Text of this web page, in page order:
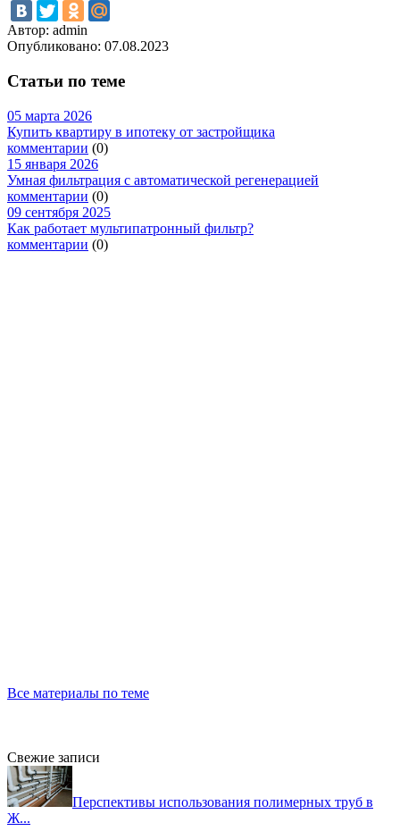
Автор: admin
Опубликовано: 07.08.2023
Статьи по теме
05 марта 2026
Купить квартиру в ипотеку от застройщика
комментарии (0)
15 января 2026
Умная фильтрация с автоматической регенерацией
комментарии (0)
09 сентября 2025
Как работает мультипатронный фильтр?
комментарии (0)
Все материалы по теме
Свежие записи
Перспективы использования полимерных труб в
Ж...